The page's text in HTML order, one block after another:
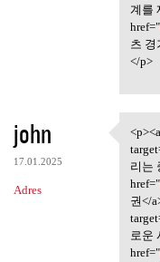
계를
href="
츠 경
</p>
john
17.01.2025
Adres
리는
href="
권</
로운
href="